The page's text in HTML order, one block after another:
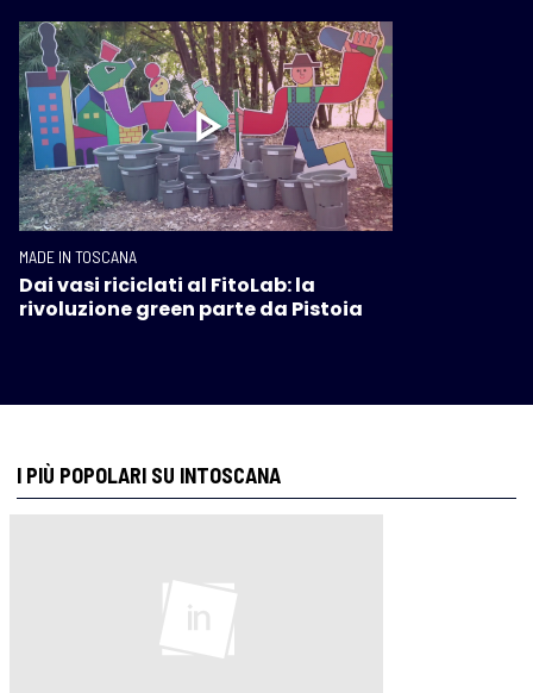
MADE IN TOSCANA
Dai vasi riciclati al FitoLab: la
rivoluzione green parte da Pistoia
I PIÙ POPOLARI SU INTOSCANA